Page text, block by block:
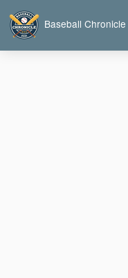
Baseball Chronicle